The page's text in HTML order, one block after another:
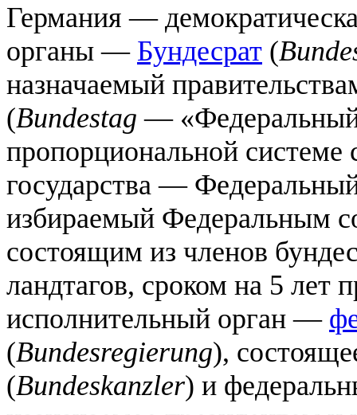
Германия —
органы — Бундесрат (
назначаемый
(Bundestag —
пропорциональной системе
государства —
избираемый Федеральным
состоящим из членов
ландтагов, сроком на 5 лет
исполнительный орган —
(Bundesregierung),
(Bundeskanzler) и